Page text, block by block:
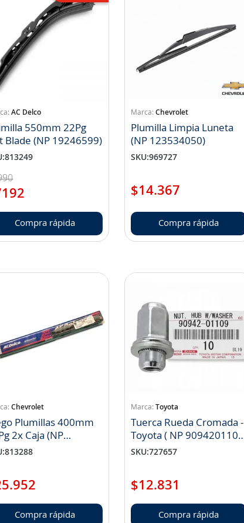
AC Delco
550mm 22Pg
Blade (NP 19246599)
:813249
Compra rápida
Chevrolet
Plumilla Limpia Luneta
(NP 123534050)
SKU:969727
$14.367
Compra rápida
Chevrolet
Plumillas 400mm
2x Caja (NP
:813288
.952
Compra rápida
Toyota
Tuerca Rueda Cromada -
Toyota ( NP 9094201109
)
SKU:727657
$12.831
Compra rápida